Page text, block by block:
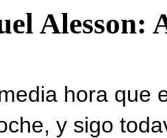
Alesson:
hora que
y sigo